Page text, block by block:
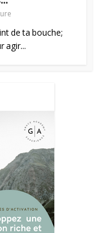
de ta bouche;
agir...